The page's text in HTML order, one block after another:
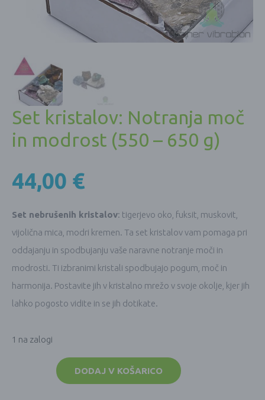
Set kristalov: Notranja moč
in modrost (550 – 650 g)
44,00 €
Set nebrušenih kristalov: tigerjevo oko, fuksit, muskovit,
vijolična mica, modri kremen. Ta set kristalov vam pomaga pri
oddajanju in spodbujanju vaše naravne notranje moči in
modrosti. Ti izbranimi kristali spodbujajo pogum, moč in
harmonija. Postavite jih v kristalno mrežo v svoje okolje, kjer jih
lahko pogosto vidite in se jih dotikate.
1 na zalogi
DODAJ V KOŠARICO